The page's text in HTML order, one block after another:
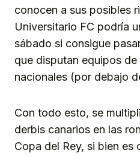
conocen a sus posibles
Universitario FC podría
sábado si consigue
que disputan equipos
nacionales (por debajo
Con todo esto, se
derbis canarios en las
Copa del Rey, si bien es